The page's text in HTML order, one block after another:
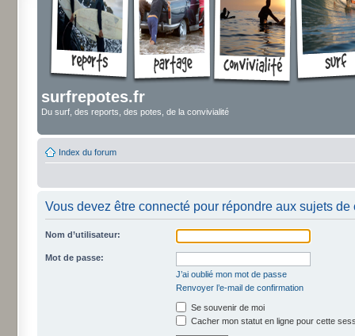
surfrepotes.fr
Du surf, des reports, des potes, de la convivialité
Index du forum
Vous devez être connecté pour répondre aux sujets de
Nom d’utilisateur:
Mot de passe:
J’ai oublié mon mot de passe
Renvoyer l’e-mail de confirmation
Se souvenir de moi
Cacher mon statut en ligne pour cette